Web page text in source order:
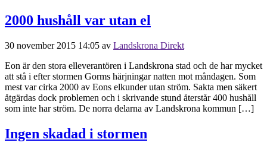
2000 hushåll var utan el
30 november 2015 14:05 av Landskrona Direkt
Eon är den stora elleverantören i Landskrona stad och de har mycket
att stå i efter stormen Gorms härjningar natten mot måndagen. Som
mest var cirka 2000 av Eons elkunder utan ström. Sakta men säkert
åtgärdas dock problemen och i skrivande stund återstår 400 hushåll
som inte har ström. De norra delarna av Landskrona kommun […]
Ingen skadad i stormen